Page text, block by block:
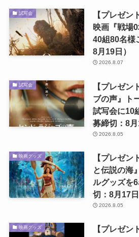
試写会
【プレゼン
映画『戦場
40組80名様
8月19日）
2026.8.07
試写会
【プレゼン
ブの声』ト
試写会に10
募締切：8月
2026.8.05
映画グッズ
【プレゼン
と伝説の海
ルグッズを
切：8月17日
2026.8.05
映画グッズ
【プレゼン